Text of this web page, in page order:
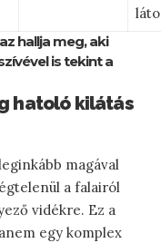
hallja meg, aki
is tekint a
hatoló kilátás
magával
a falairól
vidékre. Ez a
egy komplex